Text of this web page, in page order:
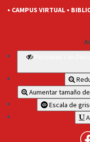
• CAMPUS VIRTUAL •
Aumentar tamaño
Escala de